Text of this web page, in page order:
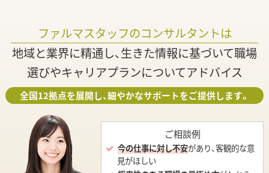
ファルマスタッフのコンサルタントは
地域と業界に精通し、生きた情報に基づいて職場
選びやキャリアプランについてアドバイス
全国12拠点を展開し、細やかなサポートをご提供します。
ご相談例
今の仕事に対し不安があり、客観的な意
見がほしい